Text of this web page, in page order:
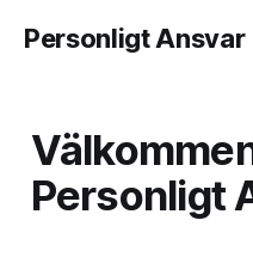
Personligt Ansvar
Personligt